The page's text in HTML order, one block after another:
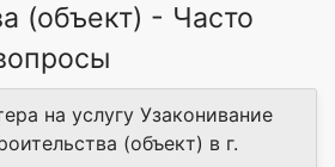
(объект) - Часто
на услугу Узаконивание
(объект) в г.